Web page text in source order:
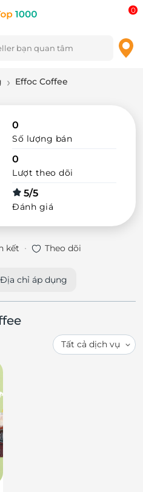
0
Effoc Coffee
0
Số lượng bán
0
Lượt theo dõi
5/5
Đánh giá
kết · Theo dõi
Địa chỉ áp dụng